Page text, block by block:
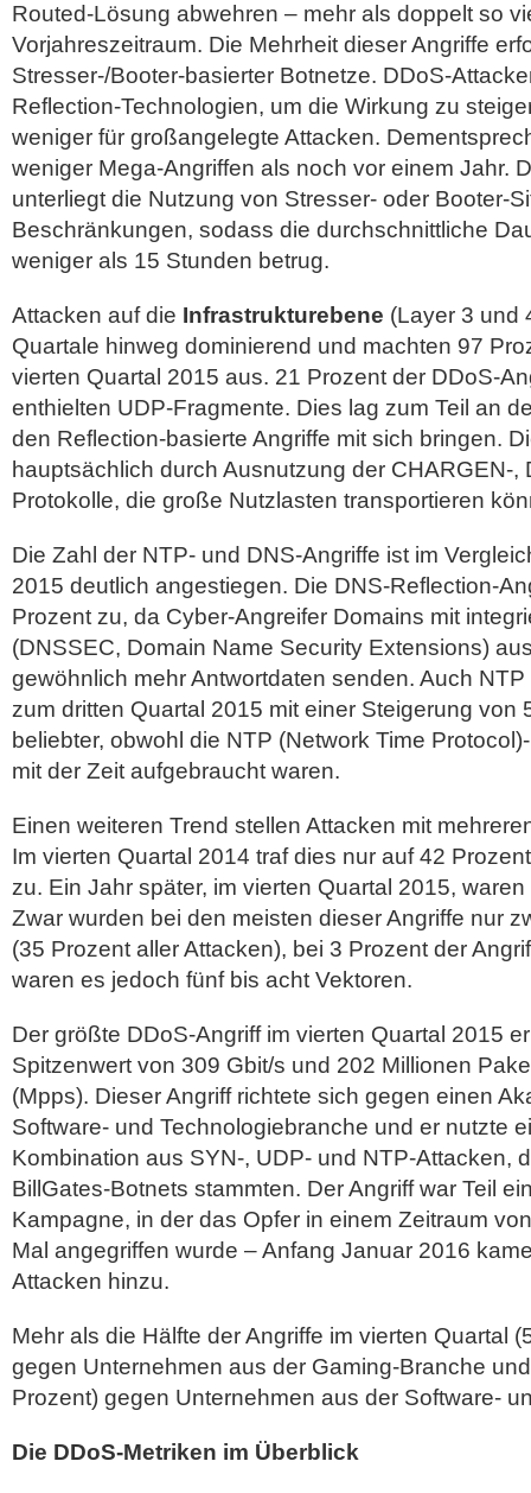
Routed-Lösung abwehren – mehr als doppelt so
Vorjahreszeitraum. Die Mehrheit dieser Angriffe
Stresser-/Booter-basierter Botnetze. DDoS-
Reflection-Technologien, um die Wirkung zu
weniger für großangelegte Attacken.
weniger Mega-Angriffen als noch vor einem Jahr.
unterliegt die Nutzung von Stresser- oder Booter-
Beschränkungen, sodass die durchschnittliche
weniger als 15 Stunden betrug.
Attacken auf die Infrastrukturebene (Layer 3 und
Quartale hinweg dominierend und machten 97
vierten Quartal 2015 aus. 21 Prozent der DDoS-
enthielten UDP-Fragmente. Dies lag zum Teil an
den Reflection-basierte Angriffe mit sich bringen.
hauptsächlich durch Ausnutzung der CHARGEN-,
Protokolle, die große Nutzlasten transportieren
Die Zahl der NTP- und DNS-Angriffe ist im
2015 deutlich angestiegen. Die DNS-Reflection-
Prozent zu, da Cyber-Angreifer Domains mit
(DNSSEC, Domain Name Security Extensions)
gewöhnlich mehr Antwortdaten senden. Auch
zum dritten Quartal 2015 mit einer Steigerung von
beliebter, obwohl die NTP (Network Time
mit der Zeit aufgebraucht waren.
Einen weiteren Trend stellen Attacken mit
Im vierten Quartal 2014 traf dies nur auf 42
zu. Ein Jahr später, im vierten Quartal 2015,
Zwar wurden bei den meisten dieser Angriffe nur
(35 Prozent aller Attacken), bei 3 Prozent der
waren es jedoch fünf bis acht Vektoren.
Der größte DDoS-Angriff im vierten Quartal 2015
Spitzenwert von 309 Gbit/s und 202 Millionen
(Mpps). Dieser Angriff richtete sich gegen einen
Software- und Technologiebranche und er nutzte
Kombination aus SYN-, UDP- und NTP-Attacken,
BillGates-Botnets stammten. Der Angriff war Teil
Kampagne, in der das Opfer in einem Zeitraum
Mal angegriffen wurde – Anfang Januar 2016
Attacken hinzu.
Mehr als die Hälfte der Angriffe im vierten Quartal
gegen Unternehmen aus der Gaming-Branche
Prozent) gegen Unternehmen aus der Software-
Die DDoS-Metriken im Überblick